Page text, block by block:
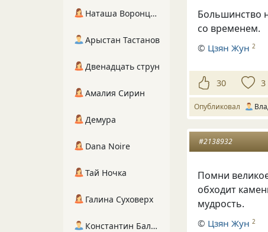
Большинство
со временем.
© Цзян Жун 2
30 3
Опубликовал
#2138932
Помни
обходит
мудрость.
© Цзян Жун 2
Наташа Воронцова
Арыстан Тастанов
Двенадцать струн
Амалия Сирин
Демура
Dana Noire
Тай Ночка
Галина Суховерх
Константин Балухта